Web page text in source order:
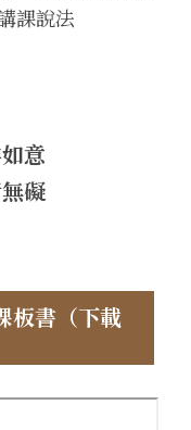
課說法
意
礙
板書（下載